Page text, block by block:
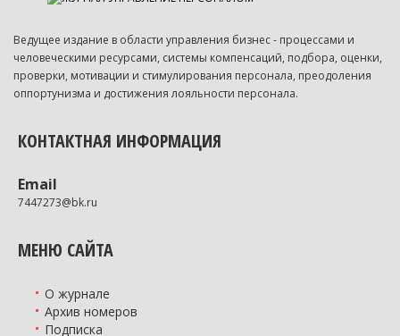
Ведущее издание в области управления бизнес - процессами и
человеческими ресурсами, системы компенсаций, подбора, оценки,
проверки, мотивации и стимулирования персонала, преодоления
оппортунизма и достижения лояльности персонала.
КОНТАКТНАЯ ИНФОРМАЦИЯ
Email
7447273@bk.ru
МЕНЮ САЙТА
О журнале
Архив номеров
Подписка